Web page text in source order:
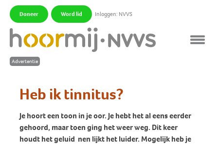
Doneer Word lid Inloggen: NVVS
Heb ik tinnitus?
Je hoort een toon in je oor. Je hebt het al eens eerder
gehoord, maar toen ging het weer weg. Dit keer
houdt het geluid nen lijkt het luider. Mogelijk heb je